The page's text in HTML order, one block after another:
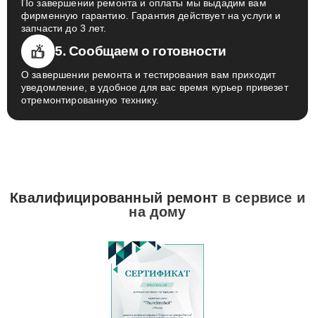
По завершении ремонта и оплаты мы выдадим вам
фирменную гарантию. Гарантия действует на услуги и
запчасти до 3 лет.
5. Сообщаем о готовности
О завершении ремонта и тестирования вам приходит
уведомление, в удобное для вас время курьер привезет
отремонтированную технику.
Квалифицированный ремонтв сервисе и
на дому